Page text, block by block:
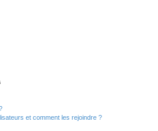
et comment les rejoindre ?